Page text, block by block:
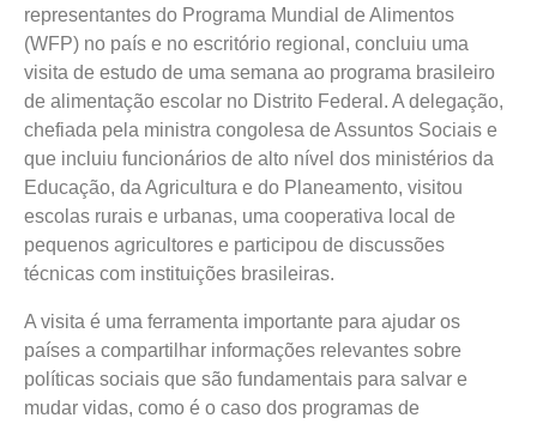
representantes do Programa Mundial de Alimentos
(WFP) no país e no escritório regional, concluiu uma
visita de estudo de uma semana ao programa brasileiro
de alimentação escolar no Distrito Federal. A delegação,
chefiada pela ministra congolesa de Assuntos Sociais e
que incluiu funcionários de alto nível dos ministérios da
Educação, da Agricultura e do Planeamento, visitou
escolas rurais e urbanas, uma cooperativa local de
pequenos agricultores e participou de discussões
técnicas com instituições brasileiras.
A visita é uma ferramenta importante para ajudar os
países a compartilhar informações relevantes sobre
políticas sociais que são fundamentais para salvar e
mudar vidas, como é o caso dos programas de